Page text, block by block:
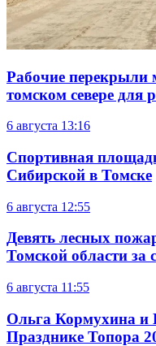
Рабочие перекрыли
томском севере для
6 августа 13:16
Спортивная
Сибирской в Томске
6 августа 12:55
Девять лесных
Томской области за
6 августа 11:55
Ольга Кормухина и
Празднике Топора